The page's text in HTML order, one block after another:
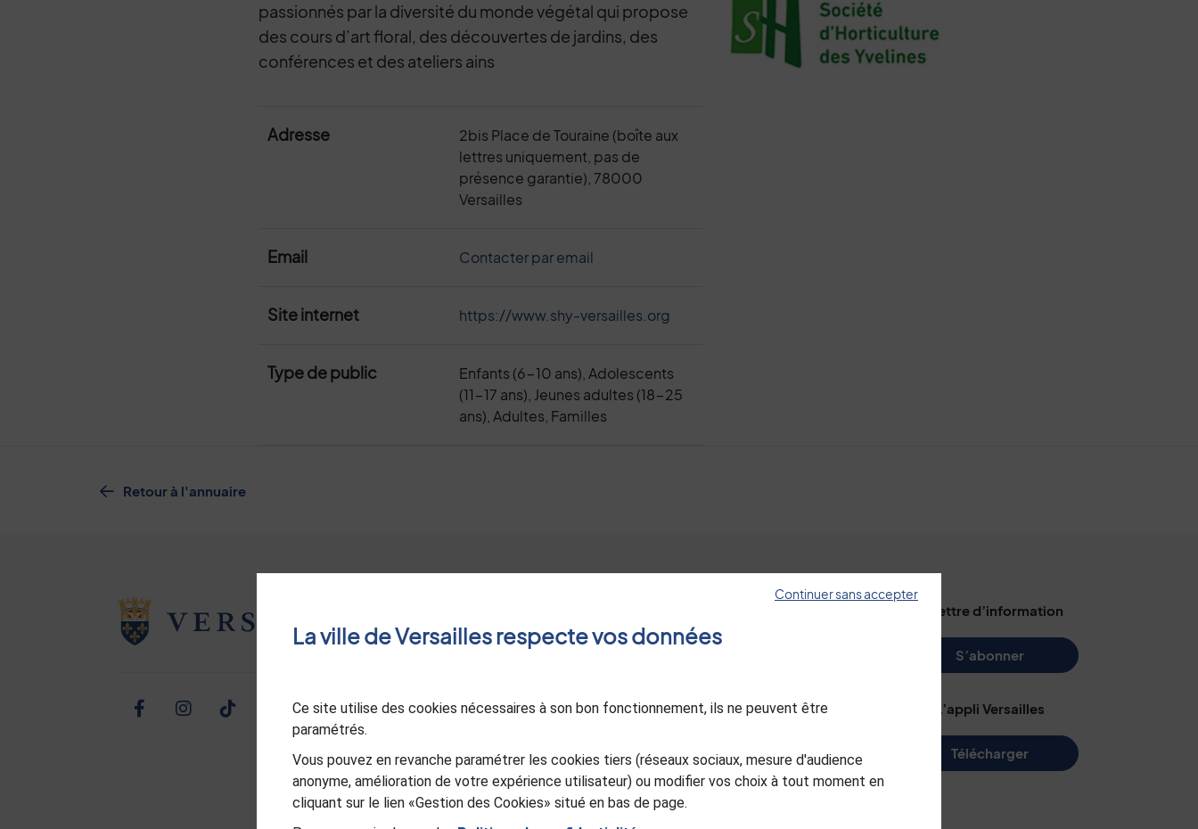
passionnés par la diversité du monde végétal qui propose
des cours d’art floral, des découvertes de jardins, des
conférences et des ateliers ains
Adresse
2bis Place de Touraine (boîte aux
lettres uniquement, pas de
présence garantie), 78000
Versailles
Email Contacter par email
Site internet https://www.shy-versailles.org
Type de public
Enfants (6-10 ans), Adolescents
(11-17 ans), Jeunes adultes (18-25
ans), Adultes, Familles
Retour à l'annuaire
Facebook
Instagram
TikTokTwitterLinkedin
4, avenue de Paris RP1144
Nous contacter
nous
Jeunes à Versailles
Ancienne Poste de
Office de Tourisme
La lettre d’information
S’abonner
L’appli Versailles
Télécharger
Continuer sans accepter
La ville de Versailles respecte vos données
Ce site utilise des cookies nécessaires à son bon fonctionnement, ils ne peuvent être
paramétrés.
Vous pouvez en revanche paramétrer les cookies tiers (réseaux sociaux, mesure d'audience
anonyme, amélioration de votre expérience utilisateur) ou modifier vos choix à tout moment en
cliquant sur le lien «Gestion des Cookies» situé en bas de page.